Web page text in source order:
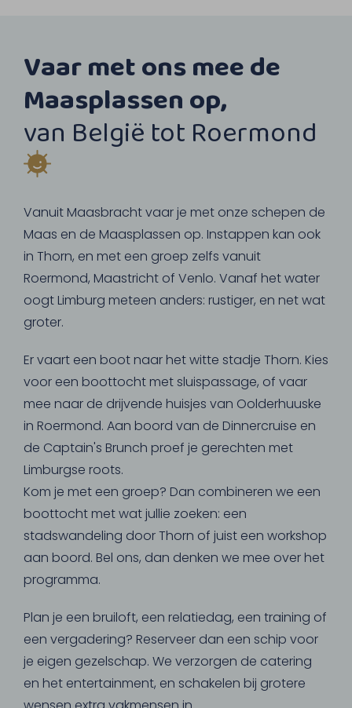
Vaar met ons mee de
Maasplassen op,
van België tot Roermond
Vanuit Maasbracht vaar je met onze schepen de
Maas en de Maasplassen op. Instappen kan ook
in Thorn, en met een groep zelfs vanuit
Roermond, Maastricht of Venlo. Vanaf het water
oogt Limburg meteen anders: rustiger, en net wat
groter.
Er vaart een boot naar het witte stadje Thorn. Kies
voor een boottocht met sluispassage, of vaar
mee naar de drijvende huisjes van Oolderhuuske
in Roermond. Aan boord van de Dinnercruise en
de Captain's Brunch proef je gerechten met
Limburgse roots.
Kom je met een groep? Dan combineren we een
boottocht met wat jullie zoeken: een
stadswandeling door Thorn of juist een workshop
aan boord. Bel ons, dan denken we mee over het
programma.
Plan je een bruiloft, een relatiedag, een training of
een vergadering? Reserveer dan een schip voor
je eigen gezelschap. We verzorgen de catering
en het entertainment, en schakelen bij grotere